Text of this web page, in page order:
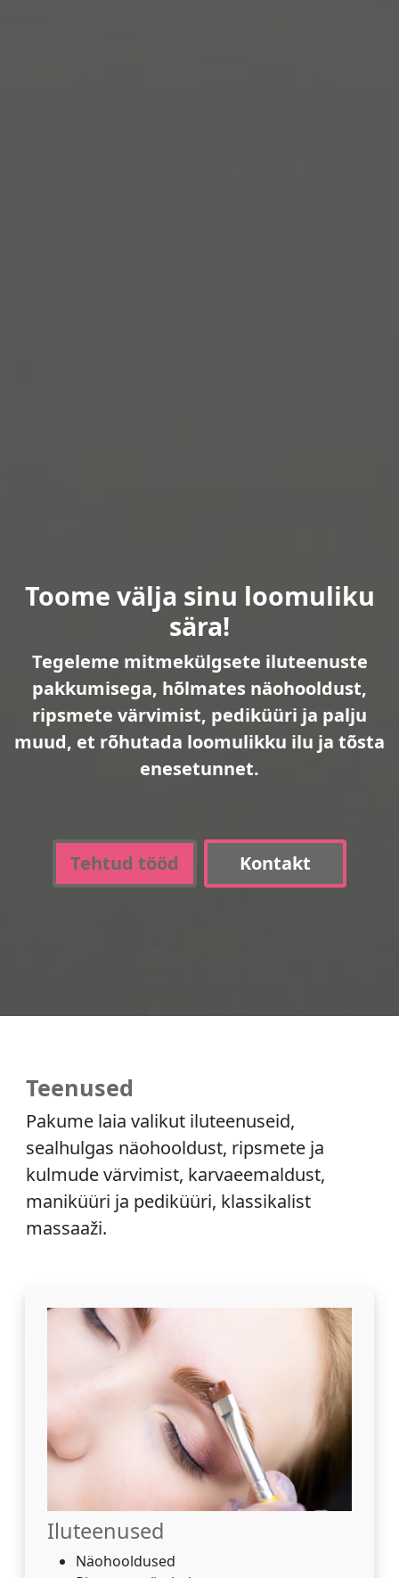
Toome välja sinu loomuliku
sära!
Tegeleme mitmekülgsete iluteenuste
pakkumisega, hõlmates näohooldust,
ripsmete värvimist, pediküüri ja palju
muud, et rõhutada loomulikku ilu ja tõsta
enesetunnet.
Tehtud tööd Kontakt
Teenused
Pakume laia valikut iluteenuseid,
sealhulgas näohooldust, ripsmete ja
kulmude värvimist, karvaeemaldust,
maniküüri ja pediküüri, klassikalist
massaaži.
Iluteenused
Näohooldused